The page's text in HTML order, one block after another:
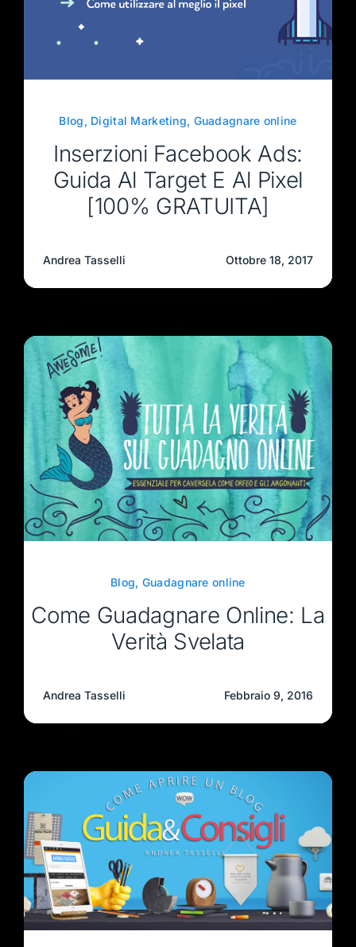
Blog, Digital Marketing, Guadagnare online
Inserzioni Facebook Ads:
Guida Al Target E Al Pixel
[100% GRATUITA]
Andrea Tasselli Ottobre 18, 2017
Blog, Guadagnare online
Come Guadagnare Online: La
Verità Svelata
Andrea Tasselli Febbraio 9, 2016